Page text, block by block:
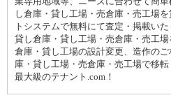
し倉庫・貸し工場・売倉庫・売工場
トシステムで無料にて査定・掲載い
貸し倉庫・貸し工場・売倉庫・売工
倉庫・貸し工場の設計変更、造作の
庫・貸し工場・売倉庫・売工場で移
最大級のテナント.com！